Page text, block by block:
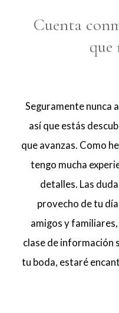
Cuenta
que
Seguramente nunca
así que estás
que avanzas. Como
tengo mucha
detalles. Las
provecho de tu
amigos y
clase de información
tu boda, estaré